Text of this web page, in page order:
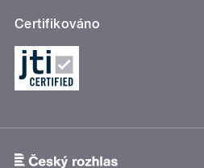
Certifikováno